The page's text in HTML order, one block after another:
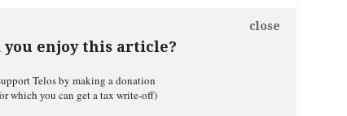
you enjoy this article?
close
Telos by making a donation
which you can get a tax write-off)